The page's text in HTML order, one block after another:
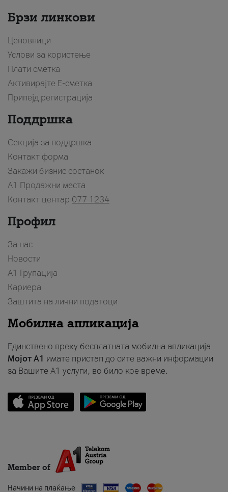
Брзи линкови
Ценовници
Услови за користење
Плати сметка
Активирајте Е-сметка
Припејд регистрација
Поддршка
Секција за поддршка
Контакт форма
Закажи бизнис состанок
A1 Продажни места
Контакт центар 077 1234
Профил
За нас
Новости
А1 Групација
Кариера
Заштита на лични податоци
Мобилна апликација
Единствено преку бесплатната мобилна апликација
Мојот A1 имате пристап до сите важни информации
за Вашите A1 услуги, во било кое време.
Member of
Начини на плаќање